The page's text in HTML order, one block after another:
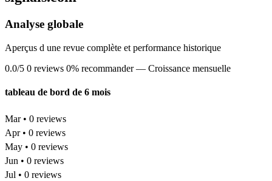
Analyse globale
Aperçus d une revue complète et performance historique
0.0/5 0 reviews 0% recommander — Croissance mensuelle
tableau de bord de 6 mois
Mar • 0 reviews
Apr • 0 reviews
May • 0 reviews
Jun • 0 reviews
Jul • 0 reviews